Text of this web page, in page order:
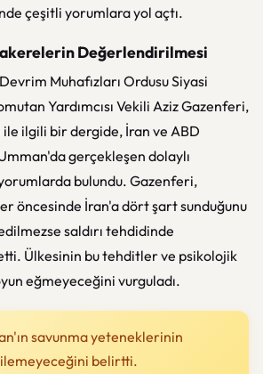
çeşitli yorumlara yol açtı.
Değerlendirilmesi
Muhafızları Ordusu Siyasi
Yardımcısı Vekili Aziz Gazenferi,
ile ilgili bir dergide, İran ve ABD
gerçekleşen dolaylı
bulundu. Gazenferi,
öncesinde İran'a dört şart sunduğunu
saldırı tehdidinde
Ülkesinin bu tehditler ve psikolojik
eğmeyeceğini vurguladı.
savunma yeteneklerinin
belirtti.